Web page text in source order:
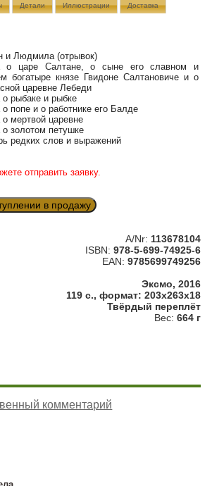
Детали Иллюстрации Доставка
и Людмила (отрывок)
о царе Салтане, о сыне его славном и
богатыре князе Гвидоне Салтановиче и о
царевне Лебеди
о рыбаке и рыбке
о попе и о работнике его Балде
о мертвой царевне
о золотом петушке
редких слов и выражений
отправить заявку.
в продажу
A/Nr: 113678104
ISBN: 978-5-699-74925-6
EAN: 9785699749256
Эксмо, 2016
119 с., формат: 203x263x18
Твёрдый переплёт
Вес: 664 г
комментарий